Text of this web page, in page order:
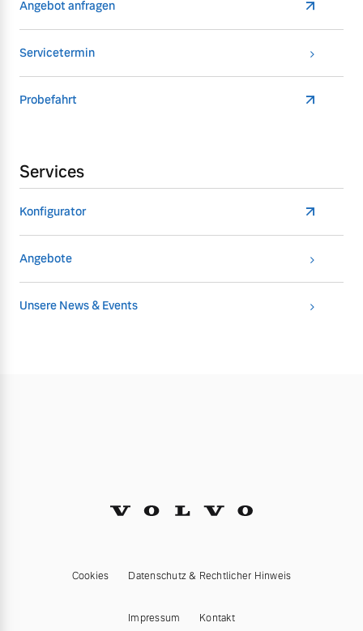
Angebot anfragen
Servicetermin
Probefahrt
Services
Konfigurator
Angebote
Unsere News & Events
Cookies Datenschutz & Rechtlicher Hinweis
Impressum Kontakt